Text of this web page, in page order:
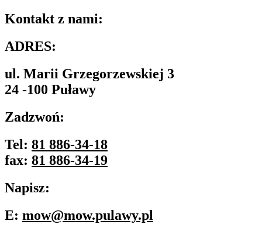
Kontakt z nami:
ADRES:
ul. Marii Grzegorzewskiej 3
24 -100 Puławy
Zadzwoń:
Tel: 81 886-34-18
fax: 81 886-34-19
Napisz:
E: mow@mow.pulawy.pl